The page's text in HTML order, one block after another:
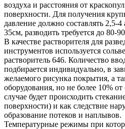
воздуха и расстояния от
поверхности. Для получения
давление должно составлять 2,5-
35см, разводить требуется до 80-
В качестве растворителя для
инструментов используется
растворитель 646. Количество
подбирается индивидуально, в
желаемого рисунка покрытия, а
оборудования, но не более 10%
случае будет происходить
поверхности) и как следствие
образование потеков и наплывов.
Температурные режимы при